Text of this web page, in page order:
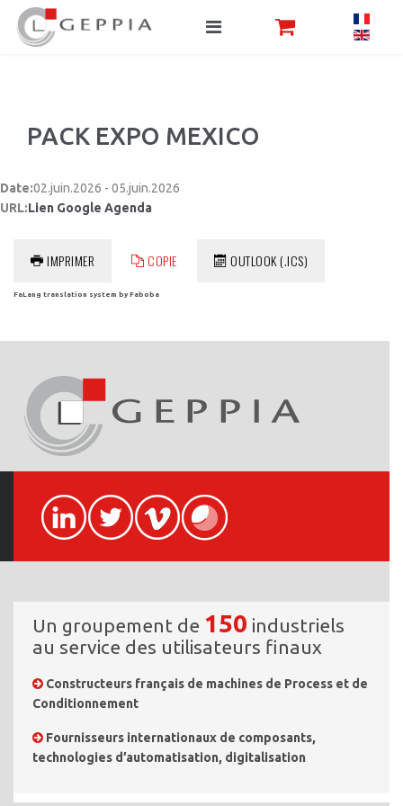
PACK EXPO MEXICO
Date:02.juin.2026 - 05.juin.2026
URL:Lien Google Agenda
IMPRIMER COPIE OUTLOOK (.ICS)
FaLang translation system by Faboba
Un groupement de 150 industriels
au service des utilisateurs finaux
Constructeurs français de machines de Process et de
Conditionnement
Fournisseurs internationaux de composants,
technologies d’automatisation, digitalisation